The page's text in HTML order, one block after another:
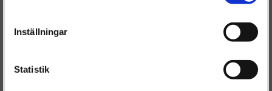
Inställningar
Statistik
1720126051
172010R040